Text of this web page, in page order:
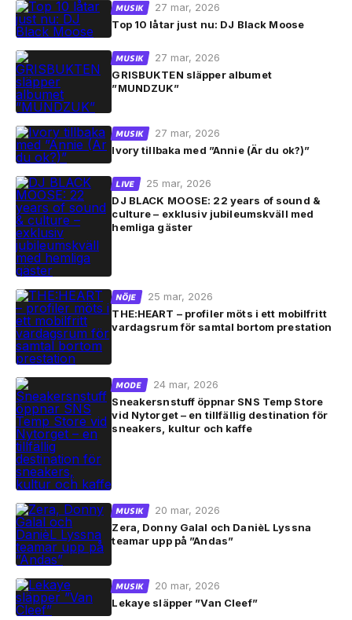
MUSIK
27 mar, 2026
Top 10 låtar just nu: DJ Black Moose
MUSIK
27 mar, 2026
GRISBUKTEN släpper albumet
”MUNDZUK”
MUSIK
27 mar, 2026
Ivory tillbaka med ”Annie (Är du ok?)”
LIVE
25 mar, 2026
DJ BLACK MOOSE: 22 years of sound &
culture – exklusiv jubileumskväll med
hemliga gäster
NÖJE
25 mar, 2026
THE:HEART – profiler möts i ett mobilfritt
vardagsrum för samtal bortom prestation
MODE
24 mar, 2026
Sneakersnstuff öppnar SNS Temp Store
vid Nytorget – en tillfällig destination för
sneakers, kultur och kaffe
MUSIK
20 mar, 2026
Zera, Donny Galal och DanièL Lyssna
teamar upp på ”Andas”
MUSIK
20 mar, 2026
Lekaye släpper ”Van Cleef”